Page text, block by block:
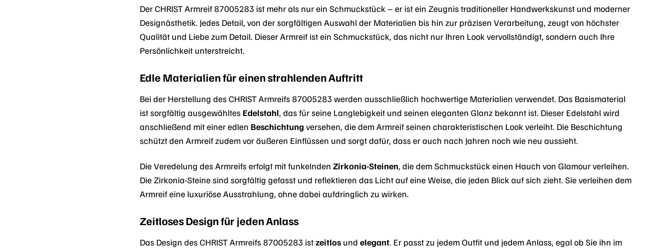
Der CHRIST Armreif 87005283 ist mehr als nur ein Schmuckstück – er ist ein Zeugnis traditioneller Handwerkskunst und moderner
Designästhetik. Jedes Detail, von der sorgfältigen Auswahl der Materialien bis hin zur präzisen Verarbeitung, zeugt von höchster
Qualität und Liebe zum Detail. Dieser Armreif ist ein Schmuckstück, das nicht nur Ihren Look vervollständigt, sondern auch Ihre
Persönlichkeit unterstreicht.
Edle Materialien für einen strahlenden Auftritt
Bei der Herstellung des CHRIST Armreifs 87005283 werden ausschließlich hochwertige Materialien verwendet. Das Basismaterial
ist sorgfältig ausgewähltes Edelstahl, das für seine Langlebigkeit und seinen eleganten Glanz bekannt ist. Dieser Edelstahl wird
anschließend mit einer edlen Beschichtung versehen, die dem Armreif seinen charakteristischen Look verleiht. Die Beschichtung
schützt den Armreif zudem vor äußeren Einflüssen und sorgt dafür, dass er auch nach Jahren noch wie neu aussieht.
Die Veredelung des Armreifs erfolgt mit funkelndenZirkonia-Steinen, die dem Schmuckstück einen Hauch von Glamour verleihen.
Die Zirkonia-Steine sind sorgfältig gefasst und reflektieren das Licht auf eine Weise, die jeden Blick auf sich zieht. Sie verleihen dem
Armreif eine luxuriöse Ausstrahlung, ohne dabei aufdringlich zu wirken.
Zeitloses Design für jeden Anlass
Das Design des CHRIST Armreifs 87005283 istzeitlos undelegant. Er passt zu jedem Outfit und jedem Anlass, egal ob Sie ihn im